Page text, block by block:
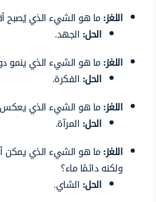
اللغز:ما هو الشيء الذي يُصبح
الحل: الجهد.
اللغز:ما هو الشيء الذي ينمو
الحل: الفكرة.
اللغز:ما هو الشيء الذي يعكس
الحل: المرآة.
اللغز:ما هو الشيء الذي يمكن أن
ولكنه دائمًا ماء؟
الحل: الشاي.